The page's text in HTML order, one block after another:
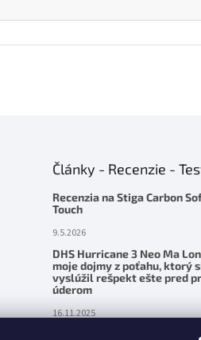
Články - Recenzie -
Recenzia na Stiga Carbon
Touch
9.5.2026
DHS Hurricane 3 Neo Ma
moje dojmy z poťahu, ktorý
vyslúžil rešpekt ešte pred
úderom
16.11.2025
Palatinus Handmade ZENITH